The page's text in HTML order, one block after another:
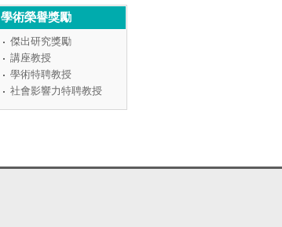
學術榮譽獎勵
傑出研究獎勵
講座教授
學術特聘教授
社會影響力特聘教授